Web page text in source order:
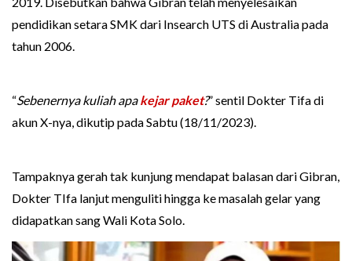
pendidikan setara SMK dari Insearch UTS di Australia pada
tahun 2006.
“Sebenernya kuliah apakejar paket?” sentil Dokter Tifa di
akun X-nya, dikutip pada Sabtu (18/11/2023).
Tampaknya gerah tak kunjung mendapat balasan dari Gibran,
Dokter TIfa lanjut menguliti hingga ke masalah gelar yang
didapatkan sang Wali Kota Solo.